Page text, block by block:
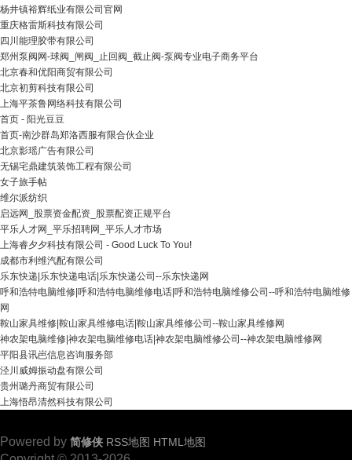
杨井镇裕辉纸业有限公司官网
重庆格雷斯科技有限公司
四川能理胶带有限公司
郑州泵阀网-球阀_闸阀_止回阀_截止阀-泵阀专业电子商务平台
北京春和优阳商贸有限公司
北京初剪科技有限公司
上海平茶鲁网络科技有限公司
首页 - 阳光豆豆
首页-南沙群岛郑洛西服有限合伙企业
北京影瑶广告有限公司
无锡宅鼎建筑装饰工程有限公司
女子旅手帖
维尔派纺织
启远网_股票资金配资_股票配资正规平台
平乐人才网_平乐招聘网_平乐人才市场
上海睿夕夕科技有限公司 - Good Luck To You!
成都市利维汽配有限公司
乐东快递|乐东快递电话|乐东快递公司--乐东快递网
呼和浩特电脑维修|呼和浩特电脑维修电话|呼和浩特电脑维修公司--呼和浩特电脑维修
网
鞍山家具维修|鞍山家具维修电话|鞍山家具维修公司--鞍山家具维修网
神农架电脑维修|神农架电脑维修电话|神农架电脑维修公司--神农架电脑维修网
平阳县讯岜信息咨询服务部
泾川威姆振动盘有限公司
贵州璐丹商贸有限公司
上海悟昂清然科技有限公司
Powered by 简修侠 RSS地图 HTML地图